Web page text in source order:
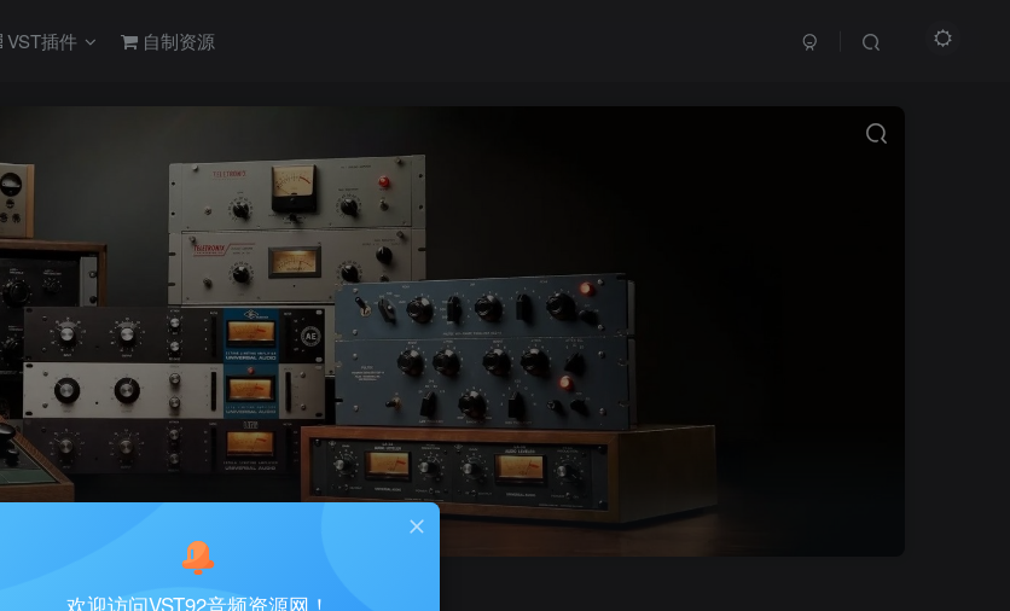
VST插件 自制资源
欢迎访问VST92音频资源网！